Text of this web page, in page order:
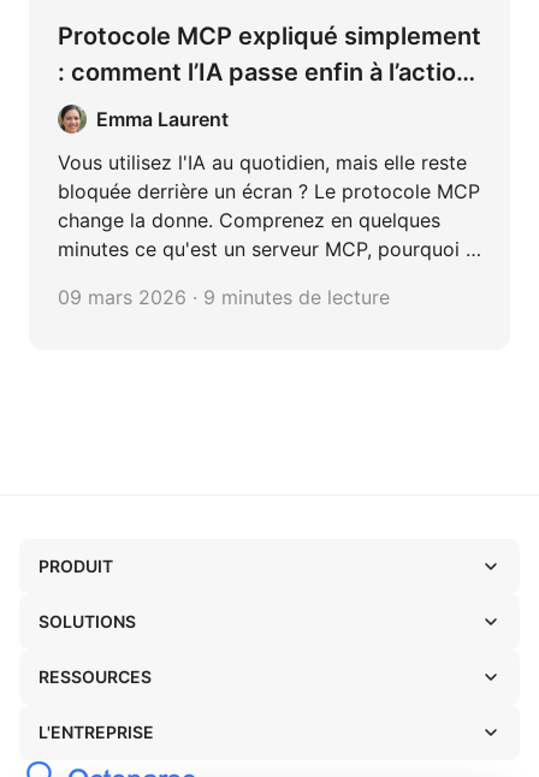
Protocole MCP expliqué simplement
: comment l’IA passe enfin à l’action
(sans coder)
Emma Laurent
Vous utilisez l'IA au quotidien, mais elle reste
bloquée derrière un écran ? Le protocole MCP
change la donne. Comprenez en quelques
minutes ce qu'est un serveur MCP, pourquoi il
comment le configurer sans une seule ligne de
09 mars 2026 · 9 minutes de lecture
PRODUIT
SOLUTIONS
RESSOURCES
L'ENTREPRISE